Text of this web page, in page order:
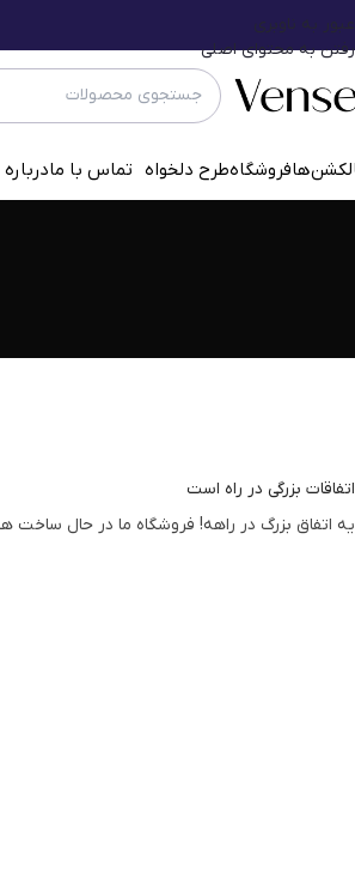
عبور به ناوبری
رفتن به محتوای اصلی
فروشگاهطرح دلخواه تماس با ما
اتفاقات بزرگی در راه است
یه اتفاق بزرگ در راهه! فروشگاه ما در حال